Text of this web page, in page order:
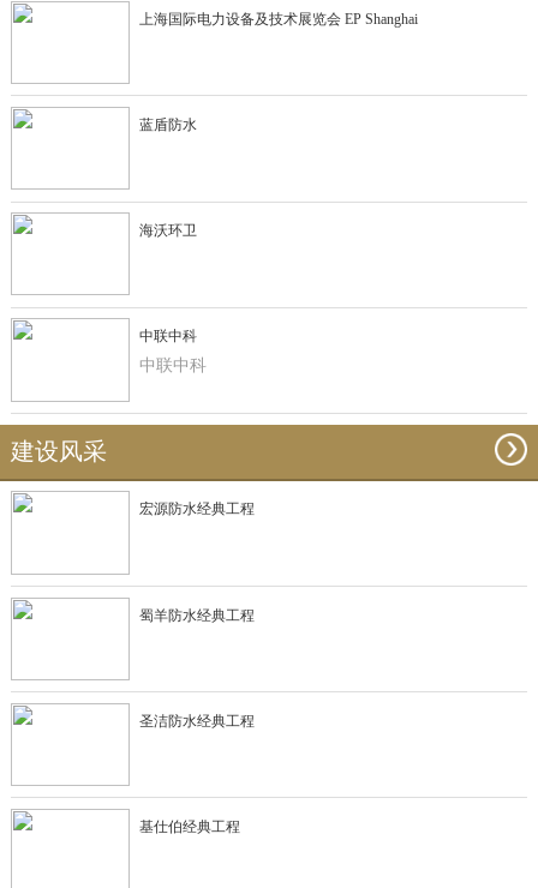
上海国际电力设备及技术展览会 EP Shanghai
蓝盾防水
海沃环卫
中联中科
中联中科
建设风采
宏源防水经典工程
蜀羊防水经典工程
圣洁防水经典工程
基仕伯经典工程